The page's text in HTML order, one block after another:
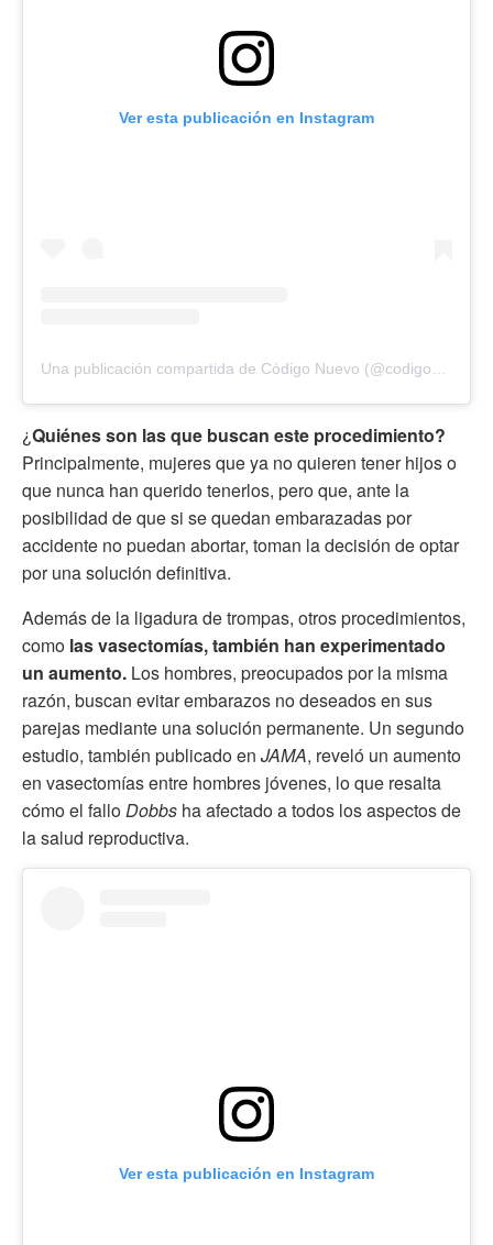
Ver esta publicación en Instagram
¿Quiénes son las que buscan este procedimiento?
Principalmente, mujeres que ya no quieren tener hijos o
que nunca han querido tenerlos, pero que, ante la
posibilidad de que si se quedan embarazadas por
accidente no puedan abortar, toman la decisión de optar
por una solución definitiva.
Además de la ligadura de trompas, otros procedimientos,
como las vasectomías, también han experimentado
un aumento. Los hombres, preocupados por la misma
razón, buscan evitar embarazos no deseados en sus
parejas mediante una solución permanente. Un segundo
estudio, también publicado en JAMA, reveló un aumento
en vasectomías entre hombres jóvenes, lo que resalta
cómo el falloDobbs ha afectado a todos los aspectos de
la salud reproductiva.
Ver esta publicación en Instagram